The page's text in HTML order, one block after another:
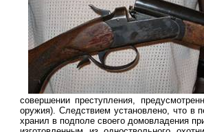
совершении преступления,
оружия). Следствием установлено, что в
хранил в подполе своего домовладения